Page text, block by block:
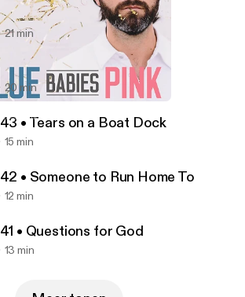
Pink
• My Little Speaking Up
21 min
• Love Storms
20 min
• Tears on a Boat Dock
15 min
• Someone to Run Home To
12 min
• Questions for God
13 min